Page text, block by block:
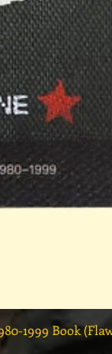
1999 Book